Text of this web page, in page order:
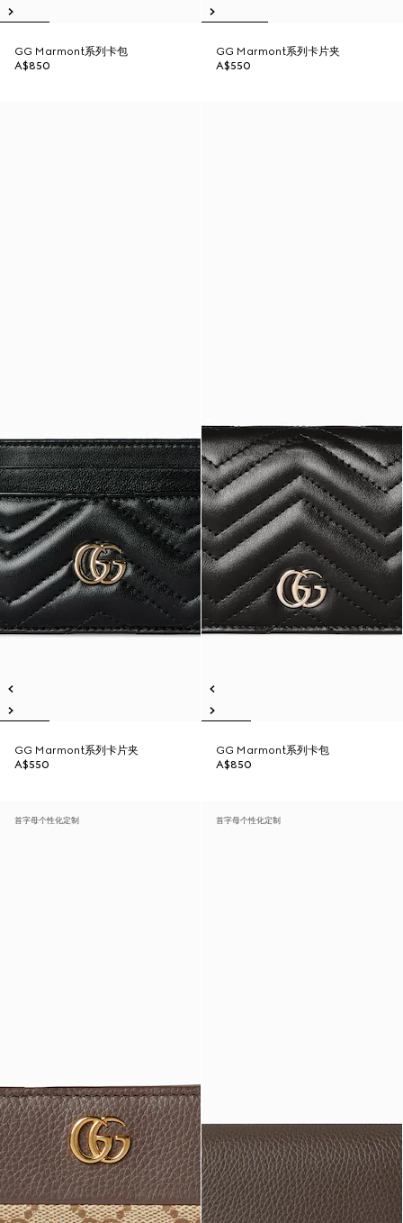
GG Marmont系列卡包
A$850
GG Marmont系列卡片夹
A$550
GG Marmont系列卡片夹
A$550
GG Marmont系列卡包
A$850
首字母个性化定制 首字母个性化定制